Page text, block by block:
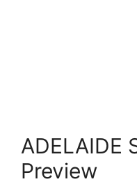
ADELAIDE
Preview